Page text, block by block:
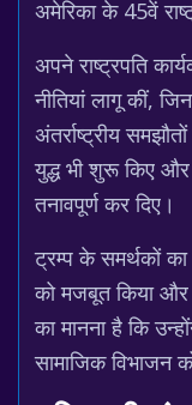
अमेरिका के 45वें
अपने राष्ट्रपति
नीतियां लागू कीं,
अंतर्राष्ट्रीय
युद्ध भी शुरू किए
तनावपूर्ण कर दिए।
ट्रम्प के समर्थकों का
को मजबूत किया और
का मानना है कि
सामाजिक विभाजन